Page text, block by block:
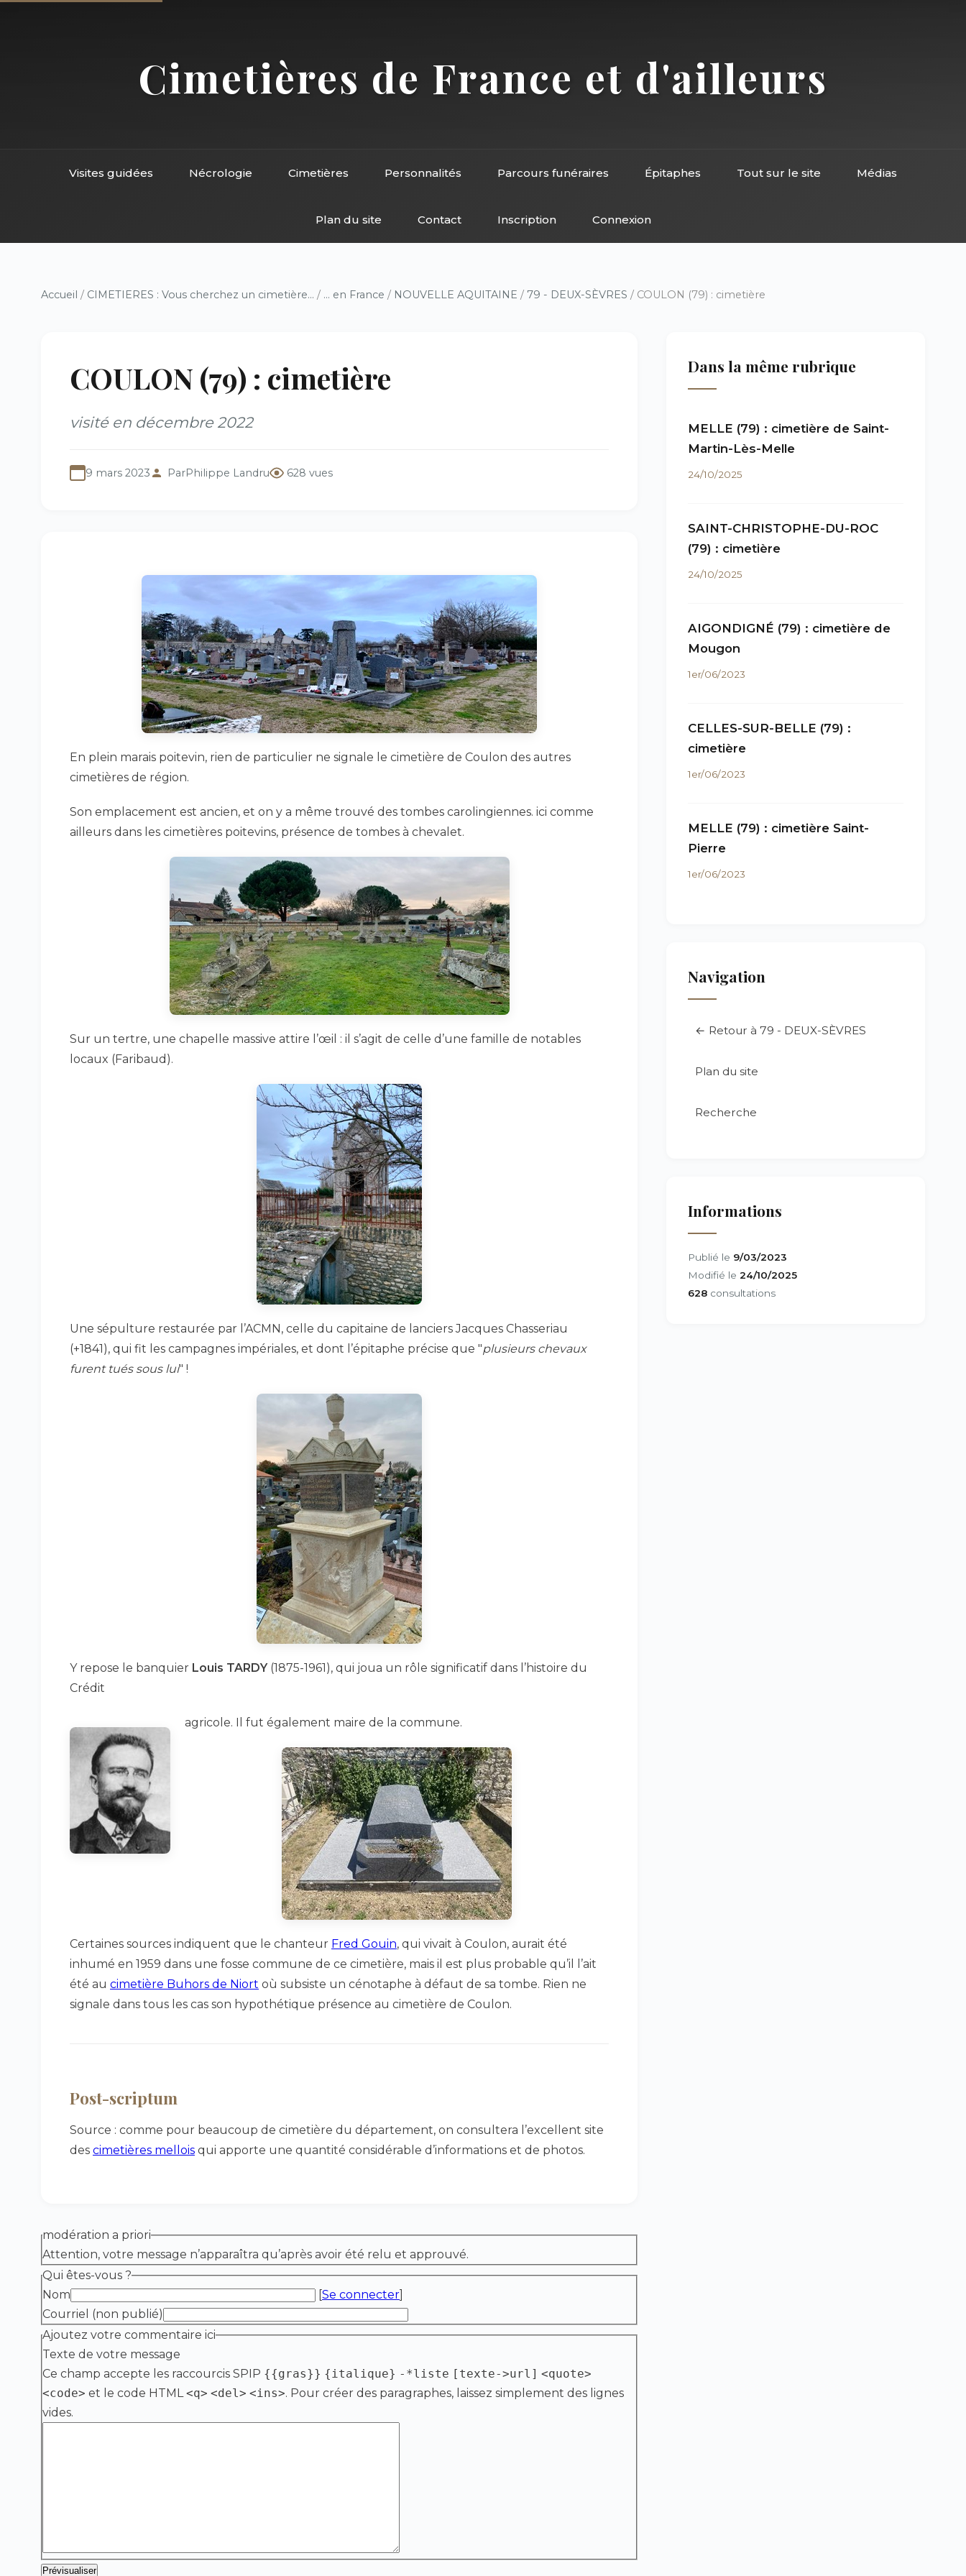
Cimetières de France et d'ailleurs
Visites guidées Nécrologie Cimetières Personnalités Parcours funéraires Épitaphes Tout sur le site Médias
Plan du site Contact Inscription Connexion
Accueil / CIMETIERES : Vous cherchez un cimetière... / ... en France / NOUVELLE AQUITAINE / 79 - DEUX-SÈVRES / COULON (79) : cimetière
COULON (79) : cimetière
visité en décembre 2022
9 mars 2023 ParPhilippe Landru 628 vues
En plein marais poitevin, rien de particulier ne signale le cimetière de Coulon des autres
cimetières de région.
Son emplacement est ancien, et on y a même trouvé des tombes carolingiennes. ici comme
ailleurs dans les cimetières poitevins, présence de tombes à chevalet.
Sur un tertre, une chapelle massive attire l’œil : il s’agit de celle d’une famille de notables
locaux (Faribaud).
Une sépulture restaurée par l’ACMN, celle du capitaine de lanciers Jacques Chasseriau
(+1841), qui fit les campagnes impériales, et dont l’épitaphe précise que "plusieurs chevaux
furent tués sous lui" !
Y repose le banquier Louis TARDY(1875-1961), qui joua un rôle significatif dans l’histoire du
Crédit
agricole. Il fut également maire de la commune.
Certaines sources indiquent que le chanteur Fred Gouin, qui vivait à Coulon, aurait été
inhumé en 1959 dans une fosse commune de ce cimetière, mais il est plus probable qu’il l’ait
été au cimetière Buhors de Niort où subsiste un cénotaphe à défaut de sa tombe. Rien ne
signale dans tous les cas son hypothétique présence au cimetière de Coulon.
Post-scriptum
Source : comme pour beaucoup de cimetière du département, on consultera l’excellent site
des cimetières mellois qui apporte une quantité considérable d’informations et de photos.
modération a priori
Attention, votre message n’apparaîtra qu’après avoir été relu et approuvé.
Qui êtes-vous ?
Nom
[Se connecter]
Courriel (non publié)
Ajoutez votre commentaire ici
Texte de votre message
Ce champ accepte les raccourcis SPIP {{gras}} {italique} -*liste [texte->url] <quote>
<code> et le code HTML<q> <del> <ins>. Pour créer des paragraphes, laissez simplement des lignes
vides.
Dans la même rubrique
MELLE (79) : cimetière de Saint-
Martin-Lès-Melle
24/10/2025
SAINT-CHRISTOPHE-DU-ROC
(79) : cimetière
24/10/2025
AIGONDIGNÉ (79) : cimetière de
Mougon
1er/06/2023
CELLES-SUR-BELLE (79) :
cimetière
1er/06/2023
MELLE (79) : cimetière Saint-
Pierre
1er/06/2023
Navigation
← Retour à 79 - DEUX-SÈVRES
Plan du site
Recherche
Informations
Publié le 9/03/2023
Modifié le 24/10/2025
628 consultations